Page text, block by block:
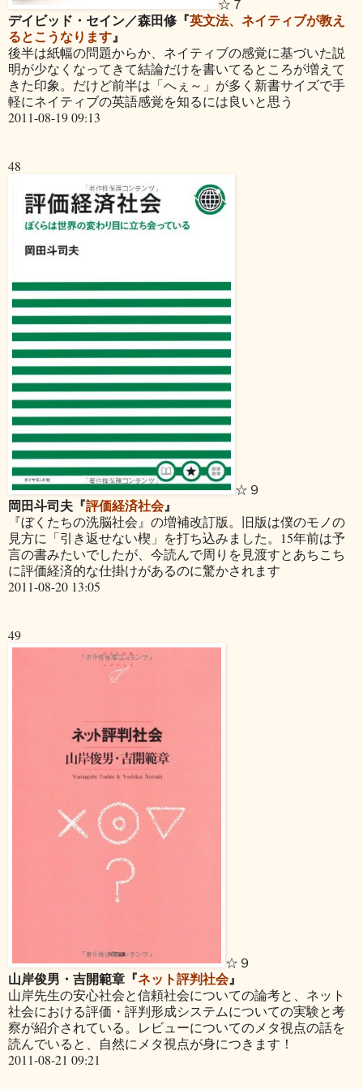
☆７
デイビッド・セイン／森田修『英文法、ネイティブが教え
るとこうなります』
後半は紙幅の問題からか、ネイティブの感覚に基づいた説
明が少なくなってきて結論だけを書いてるところが増えて
きた印象。だけど前半は「へぇ～」が多く新書サイズで手
軽にネイティブの英語感覚を知るには良いと思う
2011-08-19 09:13
48
☆９
岡田斗司夫『評価経済社会』
『ぼくたちの洗脳社会』の増補改訂版。旧版は僕のモノの
見方に「引き返せない楔」を打ち込みました。15年前は予
言の書みたいでしたが、今読んで周りを見渡すとあちこち
に評価経済的な仕掛けがあるのに驚かされます
2011-08-20 13:05
49
☆９
山岸俊男・吉開範章『ネット評判社会』
山岸先生の安心社会と信頼社会についての論考と、ネット
社会における評価・評判形成システムについての実験と考
察が紹介されている。レビューについてのメタ視点の話を
読んでいると、自然にメタ視点が身につきます！
2011-08-21 09:21